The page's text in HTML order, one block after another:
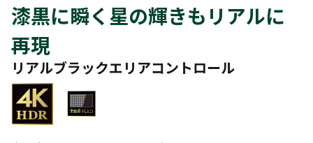
漆黒に瞬く星の輝きもリアルに
再現
リアルブラックエリアコントロール